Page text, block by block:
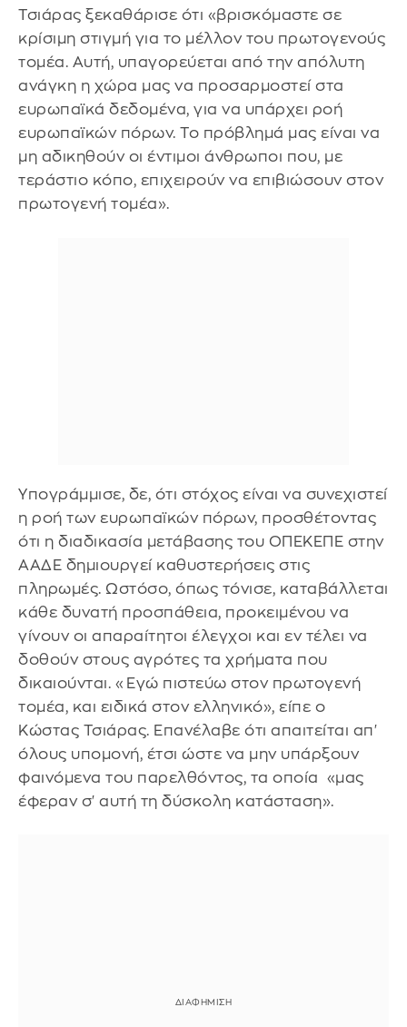
Τσιάρας ξεκαθάρισε ότι «βρισκόμαστε σε
κρίσιμη στιγμή για το μέλλον του πρωτογενούς
τομέα. Αυτή, υπαγορεύεται από την απόλυτη
ανάγκη η χώρα μας να προσαρμοστεί στα
ευρωπαϊκά δεδομένα, για να υπάρχει ροή
ευρωπαϊκών πόρων. Το πρόβλημά μας είναι να
μη αδικηθούν οι έντιμοι άνθρωποι που, με
τεράστιο κόπο, επιχειρούν να επιβιώσουν στον
πρωτογενή τομέα».
Υπογράμμισε, δε, ότι στόχος είναι να συνεχιστεί
η ροή των ευρωπαϊκών πόρων, προσθέτοντας
ότι η διαδικασία μετάβασης του ΟΠΕΚΕΠΕ στην
ΑΑΔΕ δημιουργεί καθυστερήσεις στις
πληρωμές. Ωστόσο, όπως τόνισε, καταβάλλεται
κάθε δυνατή προσπάθεια, προκειμένου να
γίνουν οι απαραίτητοι έλεγχοι και εν τέλει να
δοθούν στους αγρότες τα χρήματα που
δικαιούνται. «Εγώ πιστεύω στον πρωτογενή
τομέα, και ειδικά στον ελληνικό», είπε ο
Κώστας Τσιάρας. Επανέλαβε ότι απαιτείται απ'
όλους υπομονή, έτσι ώστε να μην υπάρξουν
φαινόμενα του παρελθόντος, τα οποία «μας
έφεραν σ' αυτή τη δύσκολη κατάσταση».